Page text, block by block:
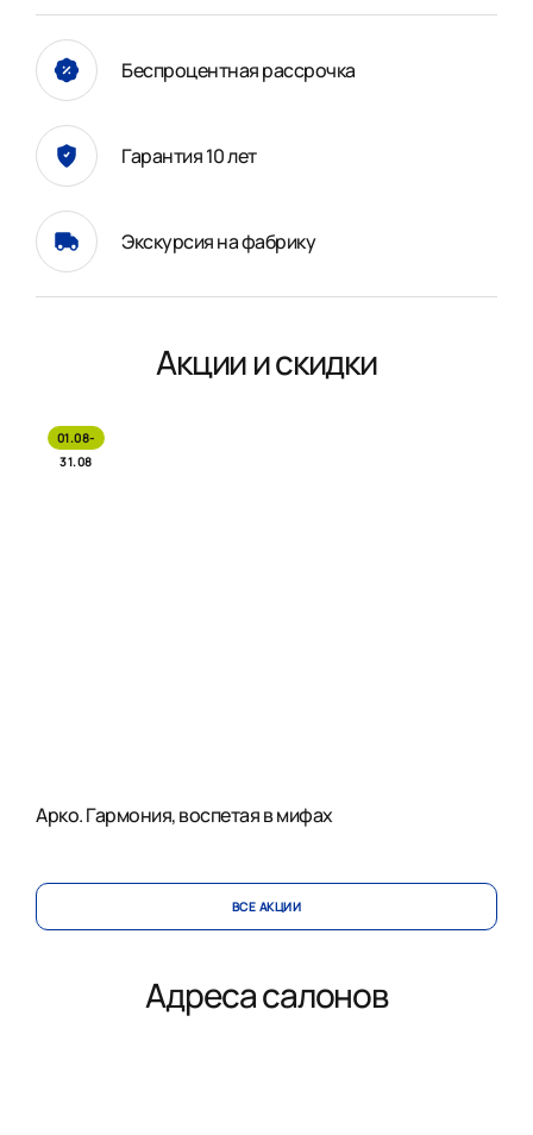
Беспроцентная рассрочка
Гарантия 10 лет
Экскурсия на фабрику
Акции и скидки
01.08-
31.08
Арко. Гармония, воспетая в мифах
ВСЕ АКЦИИ
Адреса салонов